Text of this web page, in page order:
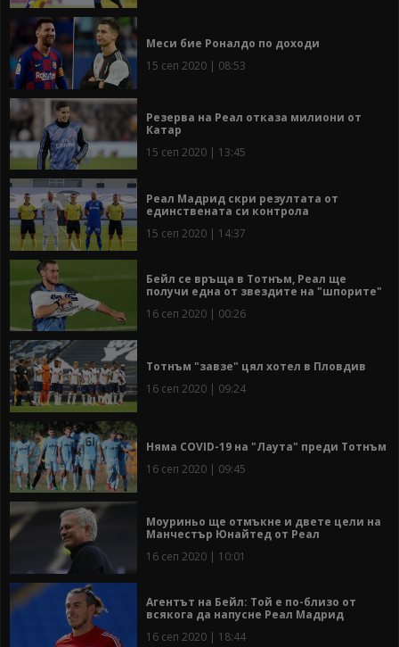
Меси бие Роналдо по доходи
15 сеп 2020 | 08:53
Резерва на Реал отказа милиони от
Катар
15 сеп 2020 | 13:45
Реал Мадрид скри резултата от
единствената си контрола
15 сеп 2020 | 14:37
Бейл се връща в Тотнъм, Реал ще
получи една от звездите на "шпорите"
16 сеп 2020 | 00:26
Тотнъм "завзе" цял хотел в Пловдив
16 сеп 2020 | 09:24
Няма COVID-19 на "Лаута" преди Тотнъм
16 сеп 2020 | 09:45
Моуриньо ще отмъкне и двете цели на
Манчестър Юнайтед от Реал
16 сеп 2020 | 10:01
Агентът на Бейл: Той е по-близо от
всякога да напусне Реал Мадрид
16 сеп 2020 | 18:44